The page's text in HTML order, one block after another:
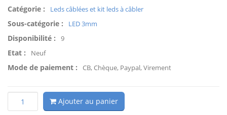
Catégorie : Leds câblées et kit leds à câbler
Sous-catégorie : LED 3mm
Disponibilité : 9
Etat : Neuf
Mode de paiement : CB, Chèque, Paypal, Virement
Ajouter au panier